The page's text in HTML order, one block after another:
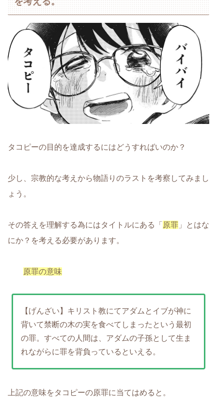
タコピーの目的を達成するにはどうすればいのか？
少し、宗教的な考えから物語りのラストを考察してみまし
ょう。
その答えを理解する為にはタイトルにある「 原罪 」とはな
にか？を考える必要があります。
原罪の意味
【げんざい】キリスト教にてアダムとイブが神に
背いて禁断の木の実を食べてしまったという最初
の罪。すべての人間は、アダムの子孫として生ま
れながらに罪を背負っているといえる。
上記の意味をタコピーの原罪に当てはめると。